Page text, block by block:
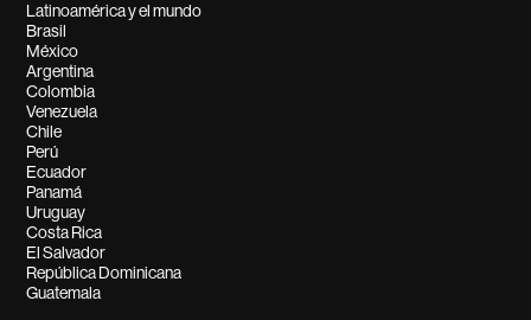
Latinoamérica y el mundo
Brasil
México
Argentina
Colombia
Venezuela
Chile
Perú
Ecuador
Panamá
Uruguay
Costa Rica
El Salvador
República Dominicana
Guatemala